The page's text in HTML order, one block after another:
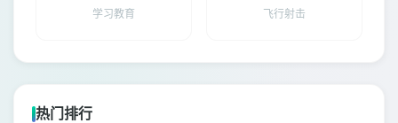
学习教育 飞行射击
热门排行